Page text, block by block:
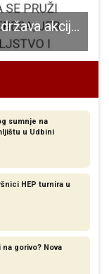
11. i 12.ožujka u Gospiću se održava akcija dobrovoljnog darivanja krvi
sumnje na
u Udbini
HEP turnira u
gorivo? Nova